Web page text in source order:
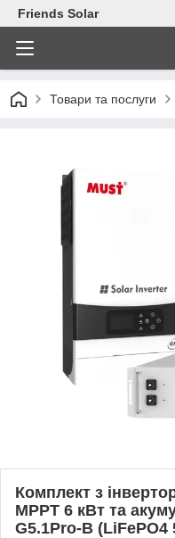
Friends Solar
Товари та послуги
Комплект з
MPPT 6 кВт та
G5.1Pro-B (LiFePO4